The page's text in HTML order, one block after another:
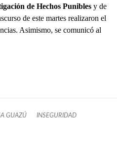
de Hechos Punibles y de
de este martes realizaron el
Asimismo, se comunicó al
GUAZÚ INSEGURIDAD